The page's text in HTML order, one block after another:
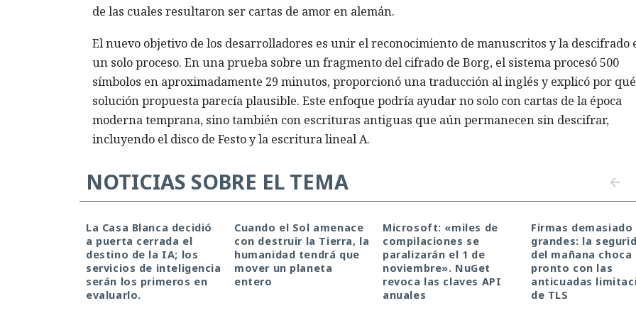
de las cuales resultaron ser cartas de amor en alemán.
El nuevo objetivo de los desarrolladores es unir el reconocimiento de manuscritos y la descifrado
un solo proceso. En una prueba sobre un fragmento del cifrado de Borg, el sistema procesó 500
símbolos en aproximadamente 29 minutos, proporcionó una traducción al inglés y explicó por
solución propuesta parecía plausible. Este enfoque podría ayudar no solo con cartas de la época
moderna temprana, sino también con escrituras antiguas que aún permanecen sin descifrar,
incluyendo el disco de Festo y la escritura lineal A.
NOTICIAS SOBRE EL TEMA
La Casa Blanca decidió
a puerta cerrada el
destino de la IA; los
servicios de inteligencia
serán los primeros en
evaluarlo.
Cuando el Sol amenace
con destruir la Tierra, la
humanidad tendrá que
mover un planeta
entero
Microsoft: «miles de
compilaciones se
paralizarán el 1 de
noviembre». NuGet
revoca las claves API
anuales
Firmas demasiado
grandes: la
del mañana choca
pronto con las
anticuadas
de TLS
Sistemas de seguridad quedan ciegos:
virus recurren a direcciones IP directas